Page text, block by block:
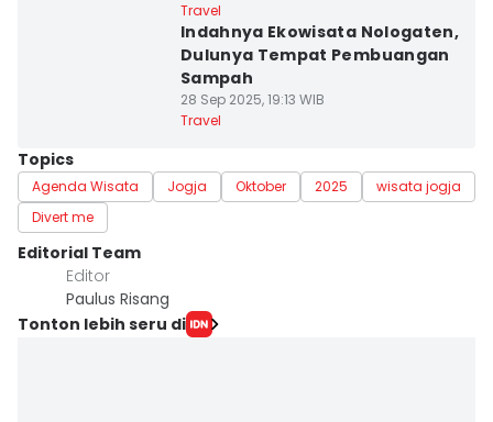
Travel
Indahnya Ekowisata Nologaten,
Dulunya Tempat Pembuangan
Sampah
28 Sep 2025, 19:13 WIB
Travel
Topics
Agenda Wisata Jogja Oktober 2025
wisata jogja
Divert me
Editorial Team
Editor
Paulus Risang
Tonton lebih seru di